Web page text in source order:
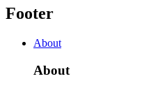
Footer
About
About